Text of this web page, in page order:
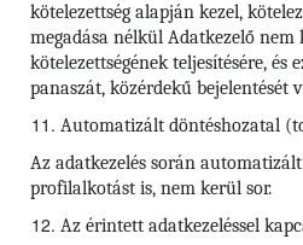
kötelezettség alapján kezel,
megadása nélkül Adatkezelő nem
kötelezettségének teljesítésére, és
panaszát, közérdekű bejelentését
Automatizált döntéshozatal
Az adatkezelés során
profilalkotást is, nem kerül sor.
Az érintett adatkezeléssel